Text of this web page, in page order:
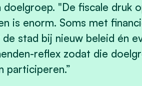
"De fiscale druk
is enorm. Soms met
stad bij nieuw beleid én
reflex zodat die
participeren.”